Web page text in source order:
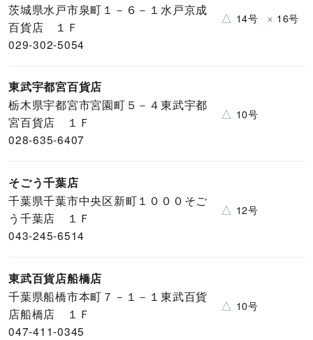
茨城県水戸市泉町１－６－１水戸京成
百貨店 １Ｆ
029-302-5054
△ 14号 × 16号
東武宇都宮百貨店
栃木県宇都宮市宮園町５－４東武宇都
宮百貨店 １Ｆ
028-635-6407
△ 10号
そごう千葉店
千葉県千葉市中央区新町１０００そご
う千葉店 １Ｆ
043-245-6514
△ 12号
東武百貨店船橋店
千葉県船橋市本町７－１－１東武百貨
店船橋店 １Ｆ
047-411-0345
△ 10号